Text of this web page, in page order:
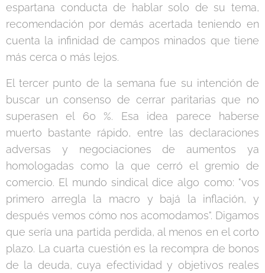
espartana conducta de hablar solo de su tema,
recomendación por demás acertada teniendo en
cuenta la infinidad de campos minados que tiene
más cerca o más lejos.
El tercer punto de la semana fue su intención de
buscar un consenso de cerrar paritarias que no
superasen el 60 %. Esa idea parece haberse
muerto bastante rápido, entre las declaraciones
adversas y negociaciones de aumentos ya
homologadas como la que cerró el gremio de
comercio. El mundo sindical dice algo como: "vos
primero arregla la macro y bajá la inflación, y
después vemos cómo nos acomodamos". Digamos
que sería una partida perdida, al menos en el corto
plazo. La cuarta cuestión es la recompra de bonos
de la deuda, cuya efectividad y objetivos reales